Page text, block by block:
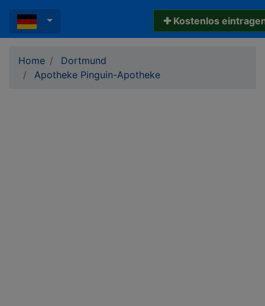
✚ Kostenlos
Home
Dortmund
Apotheke Pinguin-Apotheke